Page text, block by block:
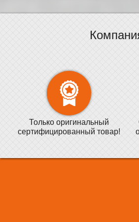
Только оригинальный
сертифицированный товар!